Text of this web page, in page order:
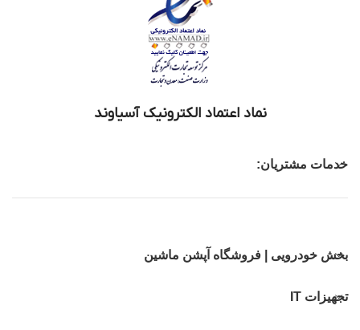
نماد اعتماد الکترونیک آسیاوند
خدمات مشتریان:
بخش خودرویی | فروشگاه آپشن ماشین
تجهیزات IT